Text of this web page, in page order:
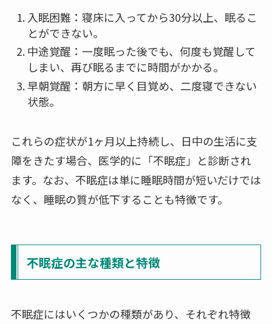
入眠困難：寝床に入ってから30分以上、眠るこ
とができない。
中途覚醒：一度眠った後でも、何度も覚醒して
しまい、再び眠るまでに時間がかかる。
早朝覚醒：朝方に早く目覚め、二度寝できない
状態。
これらの症状が1ヶ月以上持続し、日中の生活に支
障をきたす場合、医学的に「不眠症」と診断され
ます。なお、不眠症は単に睡眠時間が短いだけでは
なく、睡眠の質が低下することも特徴です。
不眠症の主な種類と特徴
不眠症にはいくつかの種類があり、それぞれ特徴